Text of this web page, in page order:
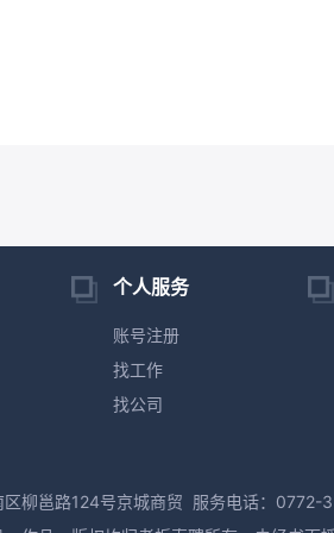
个人服务
账号注册
找工作
找公司
柳邕路124号京城商贸 服务电话：0772-